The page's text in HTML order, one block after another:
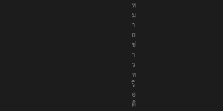
ห
ม
า
ย
ข่
า
ว
ห
รื
อ
ติ